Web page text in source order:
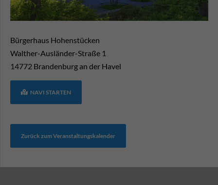
Bürgerhaus Hohenstücken
Walther-Ausländer-Straße 1
14772 Brandenburg an der Havel
NAVI STARTEN
Zurück zum Veranstaltungskalender